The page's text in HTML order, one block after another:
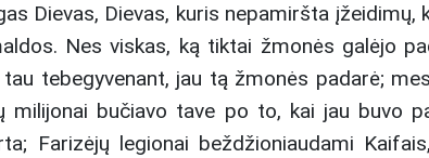
Dievas, Dievas, kuris nepamiršta įžeidimų,
Nes viskas, ką tiktai žmonės galėjo
tebegyvenant, jau tą žmonės padarė;
bučiavo tave po to, kai jau buvo
Farizėjų legionai beždžioniaudami